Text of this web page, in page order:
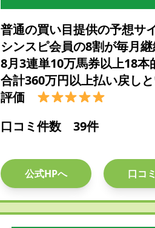
普通の買い目提供の予想サ
シンスピ会員の8割が毎月
8月3連単10万馬券以上18本
合計360万円以上払い戻しと
評価
口コミ件数 39件
公式HPへ 口コ